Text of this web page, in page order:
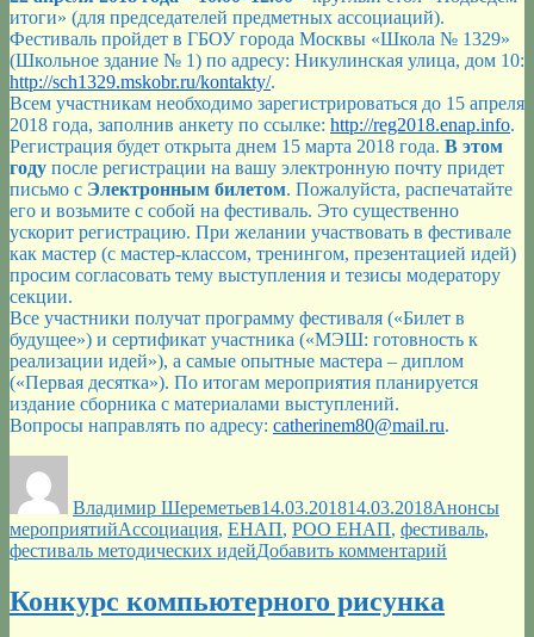
итоги» (для председателей предметных ассоциаций).
Фестиваль пройдет в ГБОУ города Москвы «Школа № 1329»
(Школьное здание № 1) по адресу: Никулинская улица, дом 10:
http://sch1329.mskobr.ru/kontakty/.
Всем участникам необходимо зарегистрироваться до 15 апреля
2018 года, заполнив анкету по ссылке: http://reg2018.enap.info.
Регистрация будет открыта днем 15 марта 2018 года. В этом
году после регистрации на вашу электронную почту придет
письмо с Электронным билетом. Пожалуйста, распечатайте
его и возьмите с собой на фестиваль. Это существенно
ускорит регистрацию. При желании участвовать в фестивале
как мастер (с мастер-классом, тренингом, презентацией идей)
просим согласовать тему выступления и тезисы модератору
секции.
Все участники получат программу фестиваля («Билет в
будущее») и сертификат участника («МЭШ: готовность к
реализации идей»), а самые опытные мастера – диплом
(«Первая десятка»). По итогам мероприятия планируется
издание сборника с материалами выступлений.
Вопросы направлять по адресу: catherinem80@mail.ru.
Владимир Шереметьев14.03.201814.03.2018Анонсы
мероприятийМетки
Ассоциация, ЕНАП, РОО ЕНАП, фестиваль,
фестиваль методических идейДобавить комментарий
Конкурс компьютерного рисунка